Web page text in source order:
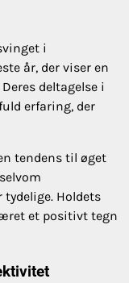
i
år, der viser en
deltagelse i
erfaring, der
tendens til øget
Holdets
et positivt tegn